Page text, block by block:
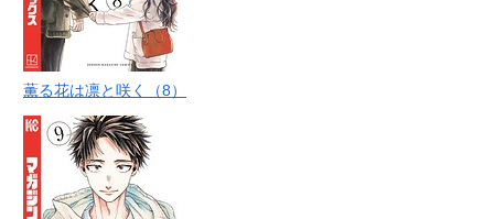
薫る花は凛と咲く（8）